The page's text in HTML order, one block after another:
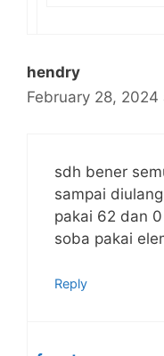
hendry
February 28,
sdh bener
sampai
pakai 62 dan
soba pakai
Reply